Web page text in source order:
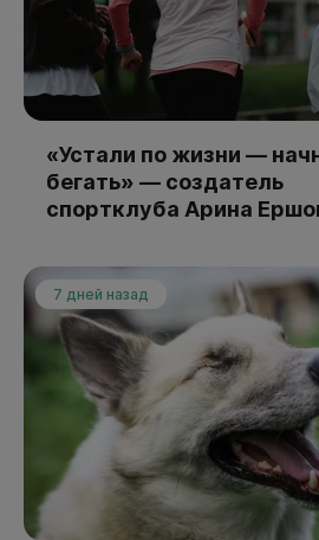
«Устали по жизни —
бегать» — создатель
спортклуба Арина
7 дней назад